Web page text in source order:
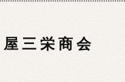
三 栄 商 会